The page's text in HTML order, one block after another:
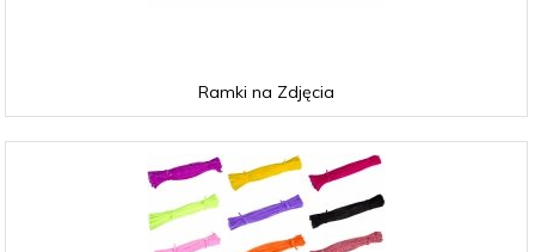
Ramki na Zdjęcia